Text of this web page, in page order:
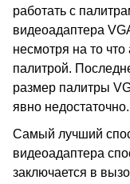
работать с
видеоадаптера
несмотря на то
палитрой.
размер палитры
явно недостаточно.
Самый лучший
видеоадаптера
заключается в